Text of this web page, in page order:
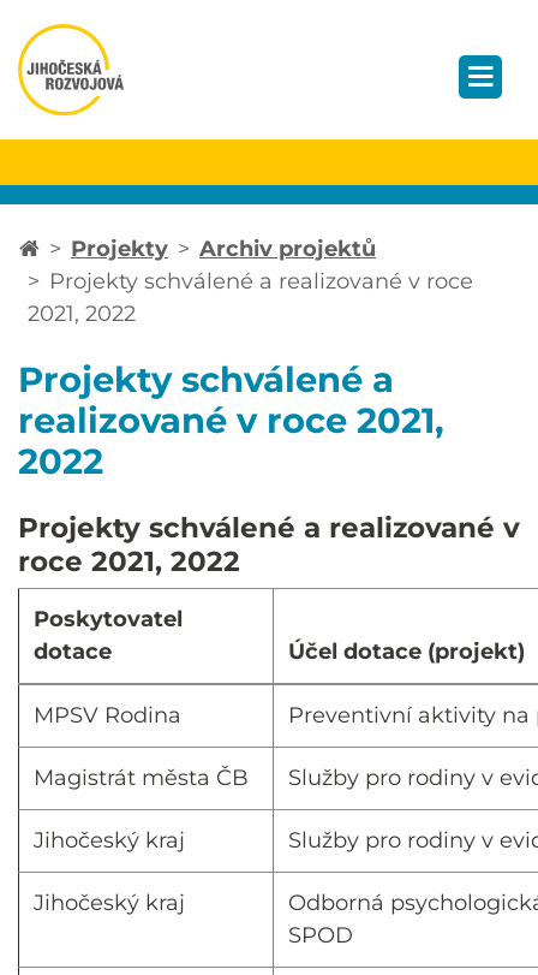
Projekty
Archiv projektů
Projekty schválené a realizované v roce
2021, 2022
Projekty schválené a
realizované v roce 2021,
2022
Projekty schválené a realizované v
roce 2021, 2022
Poskytovatel
dotace
Účel dotace (projekt)
MPSV Rodina Preventivní aktivity na
Magistrát města ČB Služby pro rodiny v
Jihočeský kraj Služby pro rodiny v
Jihočeský kraj
Odborná
SPOD